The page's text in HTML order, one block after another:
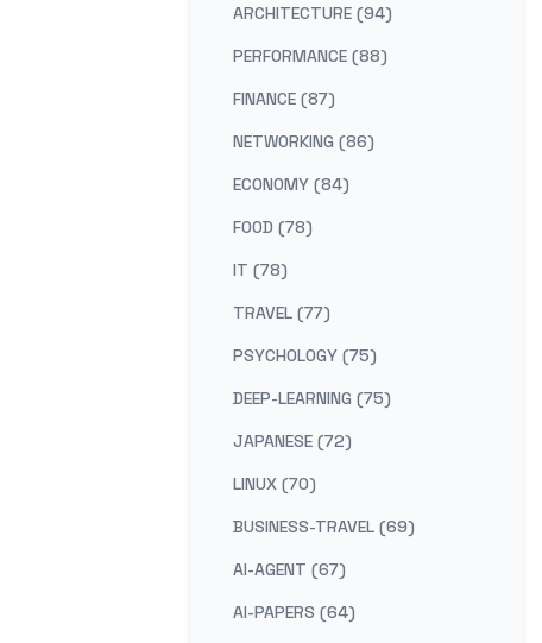
ARCHITECTURE (94)
PERFORMANCE (88)
FINANCE (87)
NETWORKING (86)
ECONOMY (84)
FOOD (78)
IT (78)
TRAVEL (77)
PSYCHOLOGY (75)
DEEP-LEARNING (75)
JAPANESE (72)
LINUX (70)
BUSINESS-TRAVEL (69)
AI-AGENT (67)
AI-PAPERS (64)